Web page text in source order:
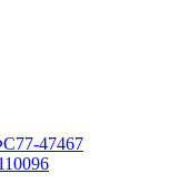
47467